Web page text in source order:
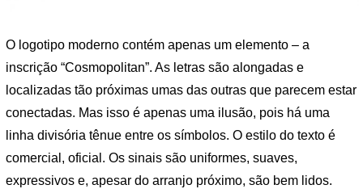
O logotipo moderno contém apenas um elemento – a
inscrição “Cosmopolitan”. As letras são alongadas e
localizadas tão próximas umas das outras que parecem estar
conectadas. Mas isso é apenas uma ilusão, pois há uma
linha divisória tênue entre os símbolos. O estilo do texto é
comercial, oficial. Os sinais são uniformes, suaves,
expressivos e, apesar do arranjo próximo, são bem lidos.